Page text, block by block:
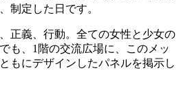
制定した日です。
正義、行動。全ての女性と少女の
も、1階の交流広場に、このメッ
もにデザインしたパネルを掲示し